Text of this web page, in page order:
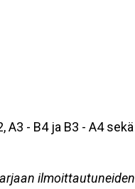
- B4 ja B3 - A4 sekä
ilmoittautuneiden